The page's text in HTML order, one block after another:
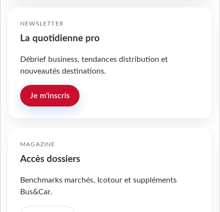
NEWSLETTER
La quotidienne pro
Débrief business, tendances distribution et
nouveautés destinations.
Je m'inscris
MAGAZINE
Accès dossiers
Benchmarks marchés, Icotour et suppléments
Bus&Car.